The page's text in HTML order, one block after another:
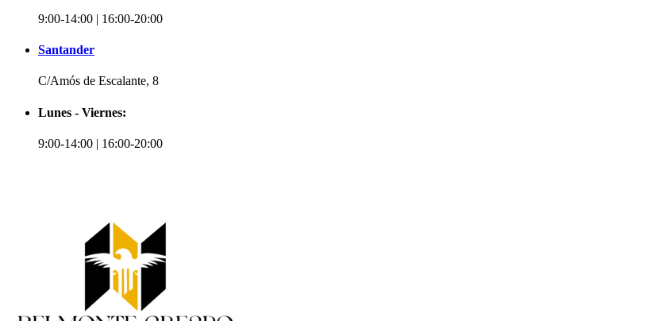
9:00-14:00 | 16:00-20:00
Santander
C/Amós de Escalante, 8
Lunes - Viernes:
9:00-14:00 | 16:00-20:00